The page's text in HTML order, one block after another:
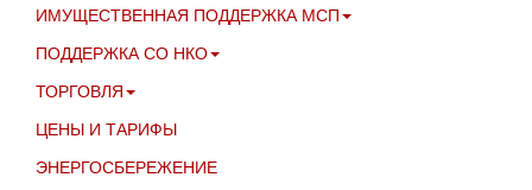
ИМУЩЕСТВЕННАЯ ПОДДЕРЖКА МСП
ПОДДЕРЖКА СО НКО
ТОРГОВЛЯ
ЦЕНЫ И ТАРИФЫ
ЭНЕРГОСБЕРЕЖЕНИЕ